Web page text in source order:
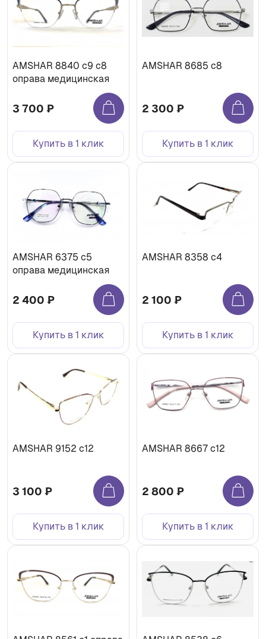
AMSHAR 8840 с9 с8
оправа медицинская
3 700 ₽
Купить в 1 клик
AMSHAR 8685 с8
2 300 ₽
Купить в 1 клик
AMSHAR 6375 с5
оправа медицинская
2 400 ₽
Купить в 1 клик
AMSHAR 8358 с4
2 100 ₽
Купить в 1 клик
AMSHAR 9152 c12
3 100 ₽
Купить в 1 клик
AMSHAR 8667 с12
2 800 ₽
Купить в 1 клик